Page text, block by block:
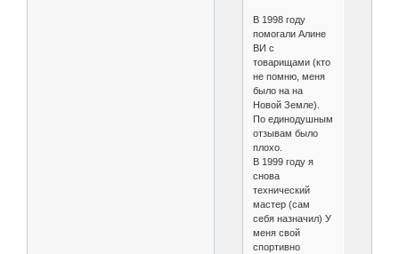
В 1998 году
помогали Алине
ВИ с
товарищами (кто
не помню, меня
было на на
Новой Земле).
По единодушным
отзывам было
плохо.
В 1999 году я
снова
технический
мастер (сам
себя назначил) У
меня свой
спортивно